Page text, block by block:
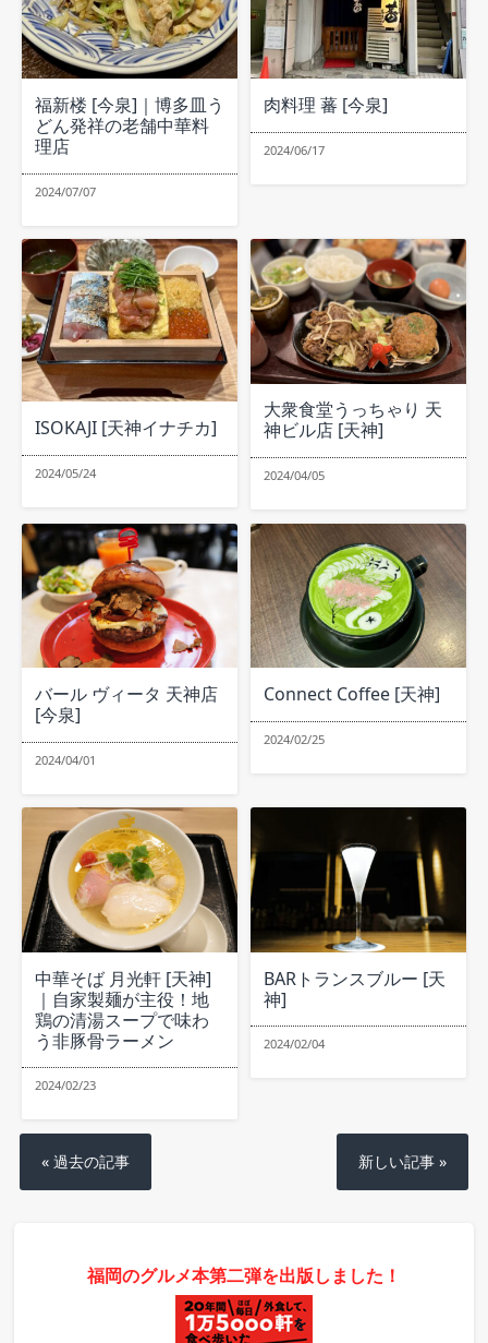
福新楼 [今泉]｜博多皿う
どん発祥の老舗中華料
理店
2024/07/07
肉料理 蕃 [今泉]
2024/06/17
ISOKAJI [天神イナチカ]
2024/05/24
大衆食堂うっちゃり 天
神ビル店 [天神]
2024/04/05
バール ヴィータ 天神店
[今泉]
2024/04/01
Connect Coffee [天神]
2024/02/25
中華そば 月光軒 [天神]
｜自家製麺が主役！地
鶏の清湯スープで味わ
う非豚骨ラーメン
2024/02/23
BARトランスブルー [天
神]
2024/02/04
« 過去の記事 新しい記事 »
福岡のグルメ本第二弾を出版しました！